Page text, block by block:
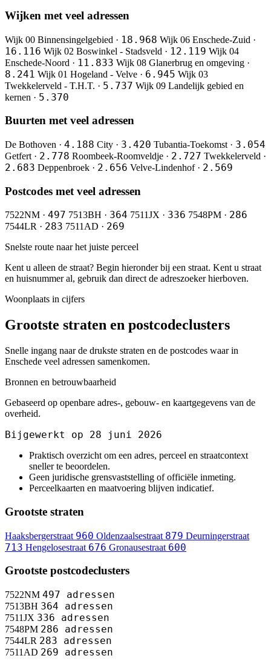
Wijken met veel adressen
Wijk 00 Binnensingelgebied · 18.968 Wijk 06 Enschede-Zuid ·
16.116 Wijk 02 Boswinkel - Stadsveld · 12.119 Wijk 04
Enschede-Noord · 11.833 Wijk 08 Glanerbrug en omgeving ·
8.241 Wijk 01 Hogeland - Velve · 6.945 Wijk 03
Twekkelerveld - T.H.T. · 5.737 Wijk 09 Landelijk gebied en
kernen · 5.370
Buurten met veel adressen
De Bothoven · 4.188 City · 3.420 Tubantia-Toekomst · 3.054
Getfert · 2.778 Roombeek-Roomveldje · 2.727 Twekkelerveld ·
2.683 Deppenbroek · 2.656 Velve-Lindenhof · 2.569
Postcodes met veel adressen
7522NM · 497 7513BH · 364 7511JX · 336 7548PM · 286
7544LR · 283 7511AD · 269
Snelste route naar het juiste perceel
Kent u alleen de straat? Begin hieronder bij een straat. Kent u straat
en huisnummer al, gebruik dan direct de adreszoeker hierboven.
Woonplaats in cijfers
Grootste straten en postcodeclusters
Snelle ingang naar de drukste straten en de postcodes waar in
Enschede veel adressen samenkomen.
Bronnen en betrouwbaarheid
Gebaseerd op openbare adres-, gebouw- en kaartgegevens van de
overheid.
Bijgewerkt op 28 juni 2026
Praktisch overzicht om een adres, perceel en straatcontext
sneller te beoordelen.
Geen juridische grensvaststelling of officiële inmeting.
Perceelkaarten en maatvoering blijven indicatief.
Grootste straten
Haaksbergerstraat 960 Oldenzaalsestraat 879 Deurningerstraat
713 Hengelosestraat 676 Gronausestraat 600
Grootste postcodeclusters
7522NM 497 adressen
7513BH 364 adressen
7511JX 336 adressen
7548PM 286 adressen
7544LR 283 adressen
7511AD 269 adressen